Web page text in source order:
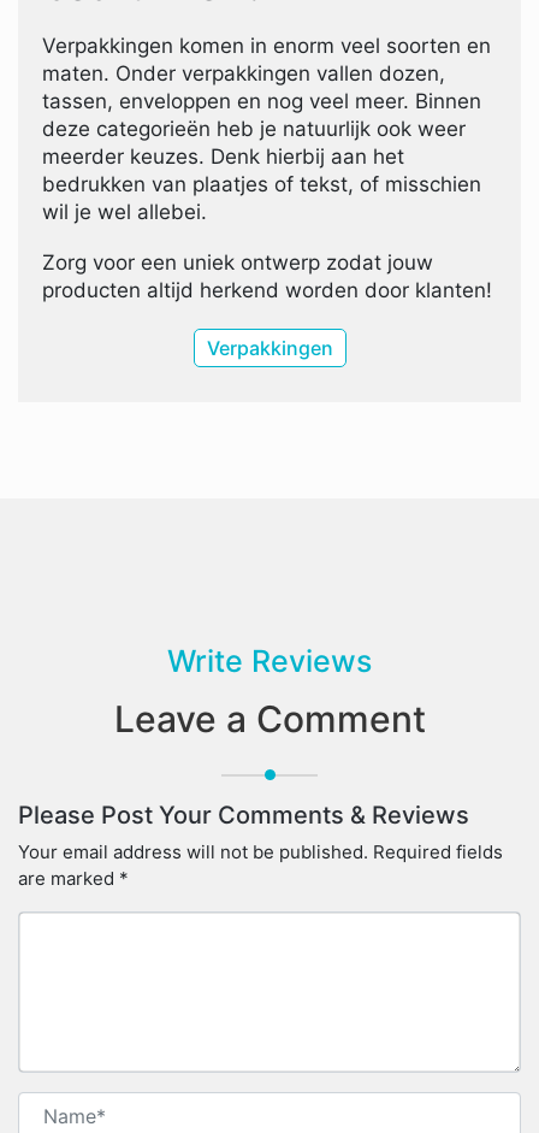
Verpakkingen komen in enorm veel soorten en
maten. Onder verpakkingen vallen dozen,
tassen, enveloppen en nog veel meer. Binnen
deze categorieën heb je natuurlijk ook weer
meerder keuzes. Denk hierbij aan het
bedrukken van plaatjes of tekst, of misschien
wil je wel allebei.
Zorg voor een uniek ontwerp zodat jouw
producten altijd herkend worden door klanten!
Verpakkingen
Write Reviews
Leave a Comment
Please Post Your Comments & Reviews
Your email address will not be published. Required fields
are marked *